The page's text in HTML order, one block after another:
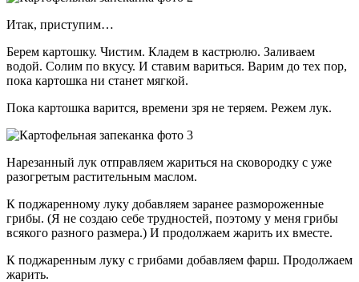
Итак, приступим…
Берем картошку. Чистим. Кладем в кастрюлю. Заливаем
водой. Солим по вкусу. И ставим вариться. Варим до тех пор,
пока картошка ни станет мягкой.
Пока картошка варится, времени зря не теряем. Режем лук.
Нарезанный лук отправляем жариться на сковородку с уже
разогретым растительным маслом.
К поджаренному луку добавляем заранее размороженные
грибы. (Я не создаю себе трудностей, поэтому у меня грибы
всякого разного размера.) И продолжаем жарить их вместе.
К поджаренным луку с грибами добавляем фарш. Продолжаем
жарить.